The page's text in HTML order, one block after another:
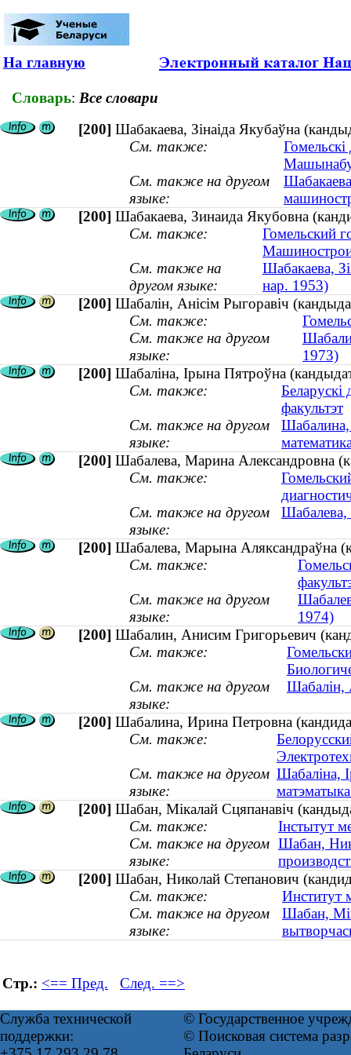
На главную
Словарь: Все словари
[200] Шабакаева, Зінаіда Якубаўна
См. также:
См. также на другом
языке:
[200] Шабакаева, Зинаида Якубовна
См. также:
Гомельский
См. также на
другом языке:
Шабакаева,
нар. 1953)
[200] Шабалін, Анісім Рыгоравіч
См. также:
См. также на другом
языке:
1973)
[200] Шабаліна, Ірына Пятроўна
См. также:
Беларускі
факультэт
См. также на другом
языке:
Шабалина,
[200] Шабалева, Марина Александровна
См. также:
См. также на другом
языке:
Шабалева,
[200] Шабалева, Марына Аляксандраўна
См. также:
См. также на другом
языке:
1974)
[200] Шабалин, Анисим Григорьевич
См. также:
См. также на другом
языке:
Шабалін,
[200] Шабалина, Ирина Петровна
См. также:
См. также на другом
языке:
Шабаліна,
[200] Шабан, Мікалай Сцяпанавіч
См. также:
Інстытут
См. также на другом
языке:
Шабан,
[200] Шабан, Николай Степанович
См. также:
Институт
См. также на другом
языке:
Шабан,
Стр.: <== Пред. След. ==>
Служба технической
поддержки:
© Государственное
© Поисковая система